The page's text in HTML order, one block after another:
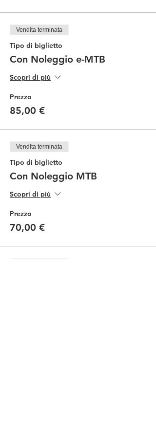
Vendita terminata
Tipo di biglietto
Con Noleggio e-MTB
Scopri di più
Prezzo
85,00 €
Vendita terminata
Tipo di biglietto
Con Noleggio MTB
Scopri di più
Prezzo
70,00 €